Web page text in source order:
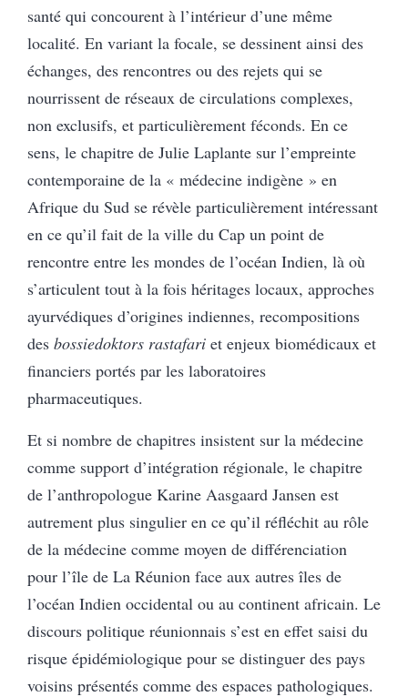
santé qui concourent à l’intérieur d’une même
localité. En variant la focale, se dessinent ainsi des
échanges, des rencontres ou des rejets qui se
nourrissent de réseaux de circulations complexes,
non exclusifs, et particulièrement féconds. En ce
sens, le chapitre de Julie Laplante sur l’empreinte
contemporaine de la « médecine indigène » en
Afrique du Sud se révèle particulièrement intéressant
en ce qu’il fait de la ville du Cap un point de
rencontre entre les mondes de l’océan Indien, là où
s’articulent tout à la fois héritages locaux, approches
ayurvédiques d’origines indiennes, recompositions
des bossiedoktors rastafari et enjeux biomédicaux et
financiers portés par les laboratoires
pharmaceutiques.
Et si nombre de chapitres insistent sur la médecine
comme support d’intégration régionale, le chapitre
de l’anthropologue Karine Aasgaard Jansen est
autrement plus singulier en ce qu’il réfléchit au rôle
de la médecine comme moyen de différenciation
pour l’île de La Réunion face aux autres îles de
l’océan Indien occidental ou au continent africain. Le
discours politique réunionnais s’est en effet saisi du
risque épidémiologique pour se distinguer des pays
voisins présentés comme des espaces pathologiques.